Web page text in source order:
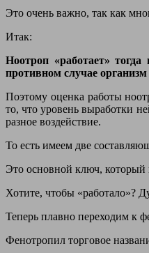
Это очень важно, так как
Итак:
Ноотроп «работает»
противном случае
Поэтому оценка работы
то, что уровень выработки
разное воздействие.
То есть имеем две
Это основной ключ, который
Хотите, чтобы «работало»?
Теперь плавно переходим к
Фенотропил торговое